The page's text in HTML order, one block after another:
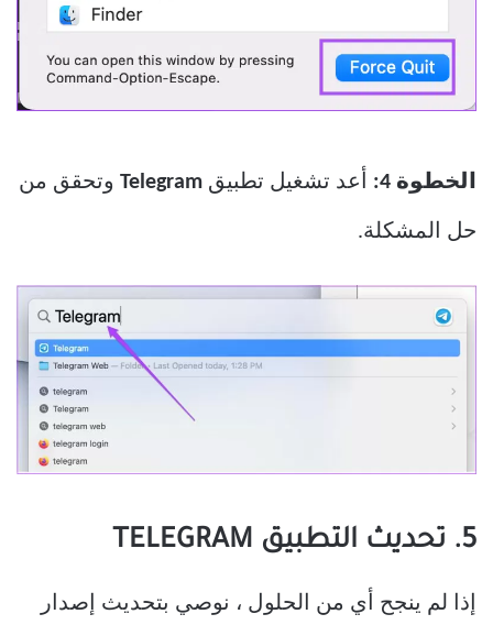
الخطوة 4: أعد تشغيل تطبيق Telegram وتحقق من
حل المشكلة.
5. تحديث التطبيق TELEGRAM
إذا لم ينجح أي من الحلول ، نوصي بتحديث إصدار